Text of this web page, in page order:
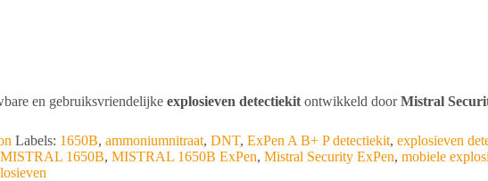
en gebruiksvriendelijke explosieven detectiekit ontwikkeld doorMistral
Labels: 1650B, ammoniumnitraat, DNT, ExPen A B+ P detectiekit, explosieven
MISTRAL 1650B, MISTRAL 1650B ExPen, Mistral Security ExPen, mobiele